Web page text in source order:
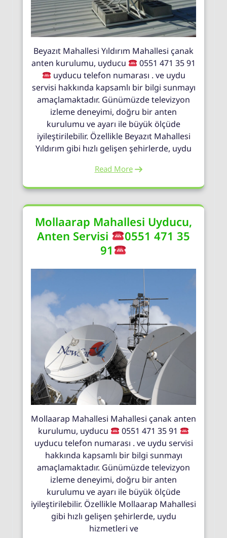
Beyazıt Mahallesi Yıldırım Mahallesi çanak
anten kurulumu, uyducu
0551 471 35 91
uyducu telefon numarası . ve uydu
servisi hakkında kapsamlı bir bilgi sunmayı
amaçlamaktadır. Günümüzde televizyon
izleme deneyimi, doğru bir anten
kurulumu ve ayarı ile büyük ölçüde
iyileştirilebilir. Özellikle Beyazıt Mahallesi
Yıldırım gibi hızlı gelişen şehirlerde, uydu
Read More
Mollaarap Mahallesi Uyducu,
Anten Servisi
0551 471 35
91
Mollaarap Mahallesi Mahallesi çanak anten
kurulumu, uyducu
0551 471 35 91
uyducu telefon numarası . ve uydu servisi
hakkında kapsamlı bir bilgi sunmayı
amaçlamaktadır. Günümüzde televizyon
izleme deneyimi, doğru bir anten
kurulumu ve ayarı ile büyük ölçüde
iyileştirilebilir. Özellikle Mollaarap Mahallesi
gibi hızlı gelişen şehirlerde, uydu
hizmetleri ve